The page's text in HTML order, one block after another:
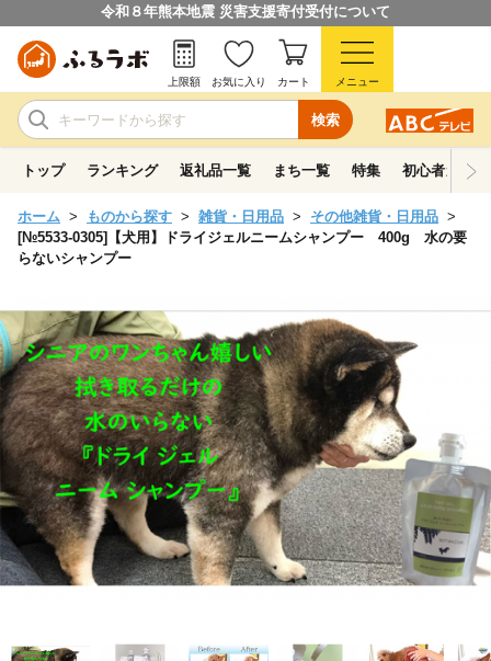
令和８年熊本地震 災害支援寄付受付について
検索
上限額 お気に入り カート メニュー
トップ ランキング 返礼品一覧 まち一覧 特集 初心者ガイド
ホーム ものから探す 雑貨・日用品
その他雑貨・日用品
[№5533-0305]【犬用】ドライジェルニームシャンプー 400g 水の要
らないシャンプー